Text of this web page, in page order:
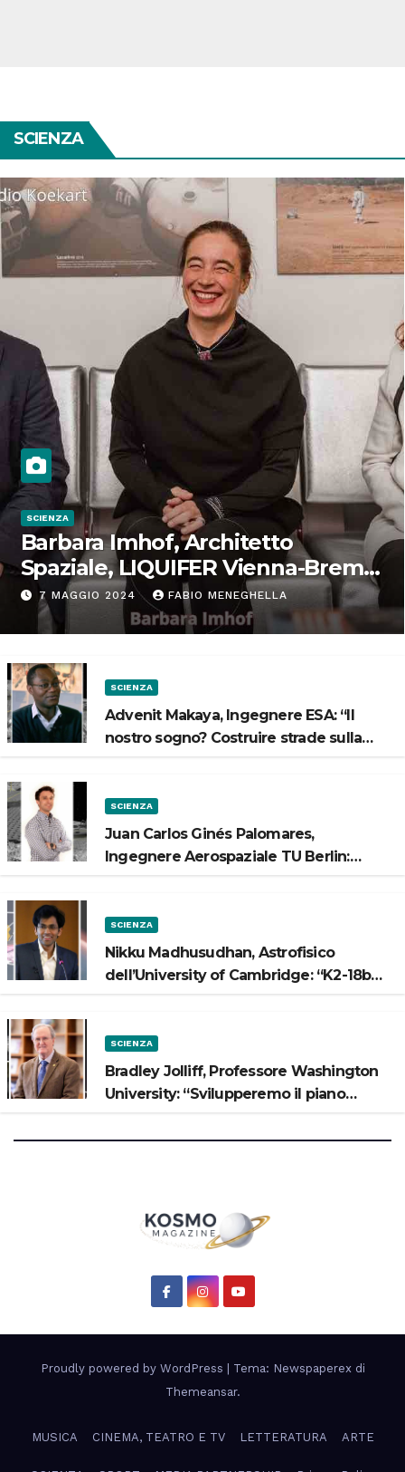
SCIENZA
SCIENZA
Barbara Imhof, Architetto
Spaziale, LIQUIFER Vienna-Brema:
“Progettiamo habitat per lo
Spazio”
7 MAGGIO 2024 FABIO MENEGHELLA
SCIENZA
Advenit Makaya, Ingegnere ESA: “Il
nostro sogno? Costruire strade sulla
SCIENZA
Juan Carlos Ginés Palomares,
Ingegnere Aerospaziale TU Berlin:
SCIENZA
Nikku Madhusudhan, Astrofisico
dell’University of Cambridge: “K2-18b
SCIENZA
Bradley Jolliff, Professore Washington
University: “Svilupperemo il piano
Proudly powered by WordPress
Tema: Newspaperex di
Themeansar.
MUSICA CINEMA, TEATRO E TV LETTERATURA ARTE